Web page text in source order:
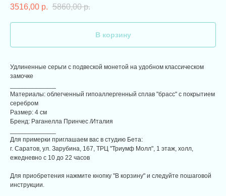
3516,00 р. 5860,00 р.
В корзину
Удлиненные серьги с подвеской монетой на удобном классическом
замочке
Материалы: облегченный гипоаллергенный сплав "брасс" с покрытием
серебром
Размер: 4 см
Бренд: Раганелла Принчес /Италия
Для примерки приглашаем вас в студию Бета:
г. Саратов, ул. Зарубина, 167, ТРЦ "Триумф Молл", 1 этаж, холл,
ежедневно с 10 до 22 часов
Для приобретения нажмите кнопку "В корзину" и следуйте пошаговой
инструкции.